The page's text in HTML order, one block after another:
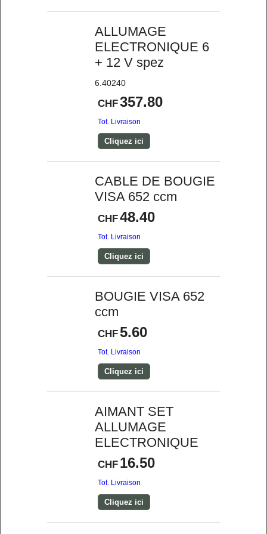
ALLUMAGE
ELECTRONIQUE 6
+ 12 V spez
6.40240
CHF357.80
Tot. Livraison
Cliquez ici
CABLE DE BOUGIE
VISA 652 ccm
CHF48.40
Tot. Livraison
Cliquez ici
BOUGIE VISA 652
ccm
CHF5.60
Tot. Livraison
Cliquez ici
AIMANT SET
ALLUMAGE
ELECTRONIQUE
CHF 16.50
Tot. Livraison
Cliquez ici